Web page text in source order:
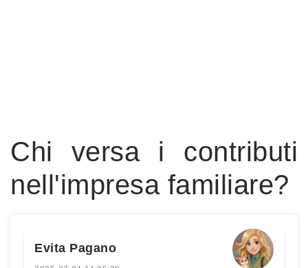
Chi versa i contributi
nell'impresa familiare?
Evita Pagano